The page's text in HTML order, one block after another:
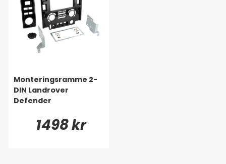
Monteringsramme 2-
DIN Landrover
Defender
1498 kr